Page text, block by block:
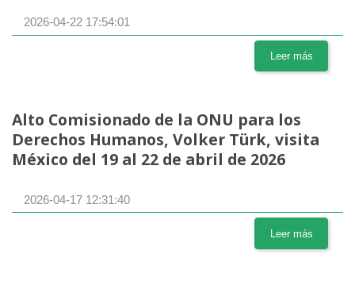
2026-04-22 17:54:01
Leer más
Alto Comisionado de la ONU para los
Derechos Humanos, Volker Türk, visita
México del 19 al 22 de abril de 2026
2026-04-17 12:31:40
Leer más